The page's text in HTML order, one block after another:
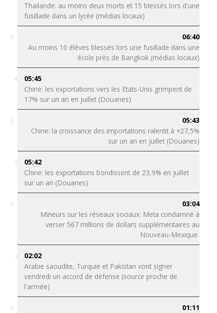
Thaïlande: au moins deux morts et 15 blessés lors d'une
fusillade dans un lycée (médias locaux)
06:40
Au moins 10 élèves blessés lors une fusillade dans une
école près de Bangkok (médias locaux)
05:45
Chine: les exportations vers les Etats-Unis grimpent de
17% sur un an en juillet (Douanes)
05:43
Chine: la croissance des importations ralentit à +27,5%
sur un an en juillet (Douanes)
05:42
Chine: les exportations bondissent de 23,9% en juillet
sur un an (Douanes)
03:04
Mineurs sur les réseaux sociaux: Meta condamné à
verser 567 millions de dollars supplémentaires au
Nouveau-Mexique
02:02
Arabie saoudite, Turquie et Pakistan vont signer
vendredi un accord de défense (source proche de
l'armée)
01:11